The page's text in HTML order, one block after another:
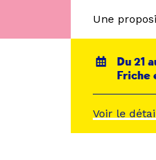
Une
Du 21
Friche
Voir le